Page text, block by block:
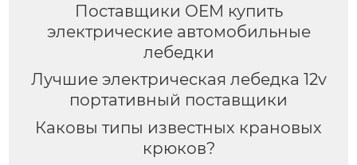
Поставщики OEM купить
электрические автомобильные
лебедки
Лучшие электрическая лебедка 12v
портативный поставщики
Каковы типы известных крановых
крюков?